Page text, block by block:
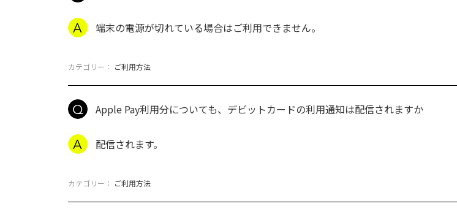
端末の電源が切れている場合はご利用できません。
カテゴリー： ご利用方法
Apple Pay利用分についても、デビットカードの利用通知は配信されますか
配信されます。
カテゴリー： ご利用方法